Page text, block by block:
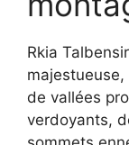
Rkia
de vallées
verdoyants,